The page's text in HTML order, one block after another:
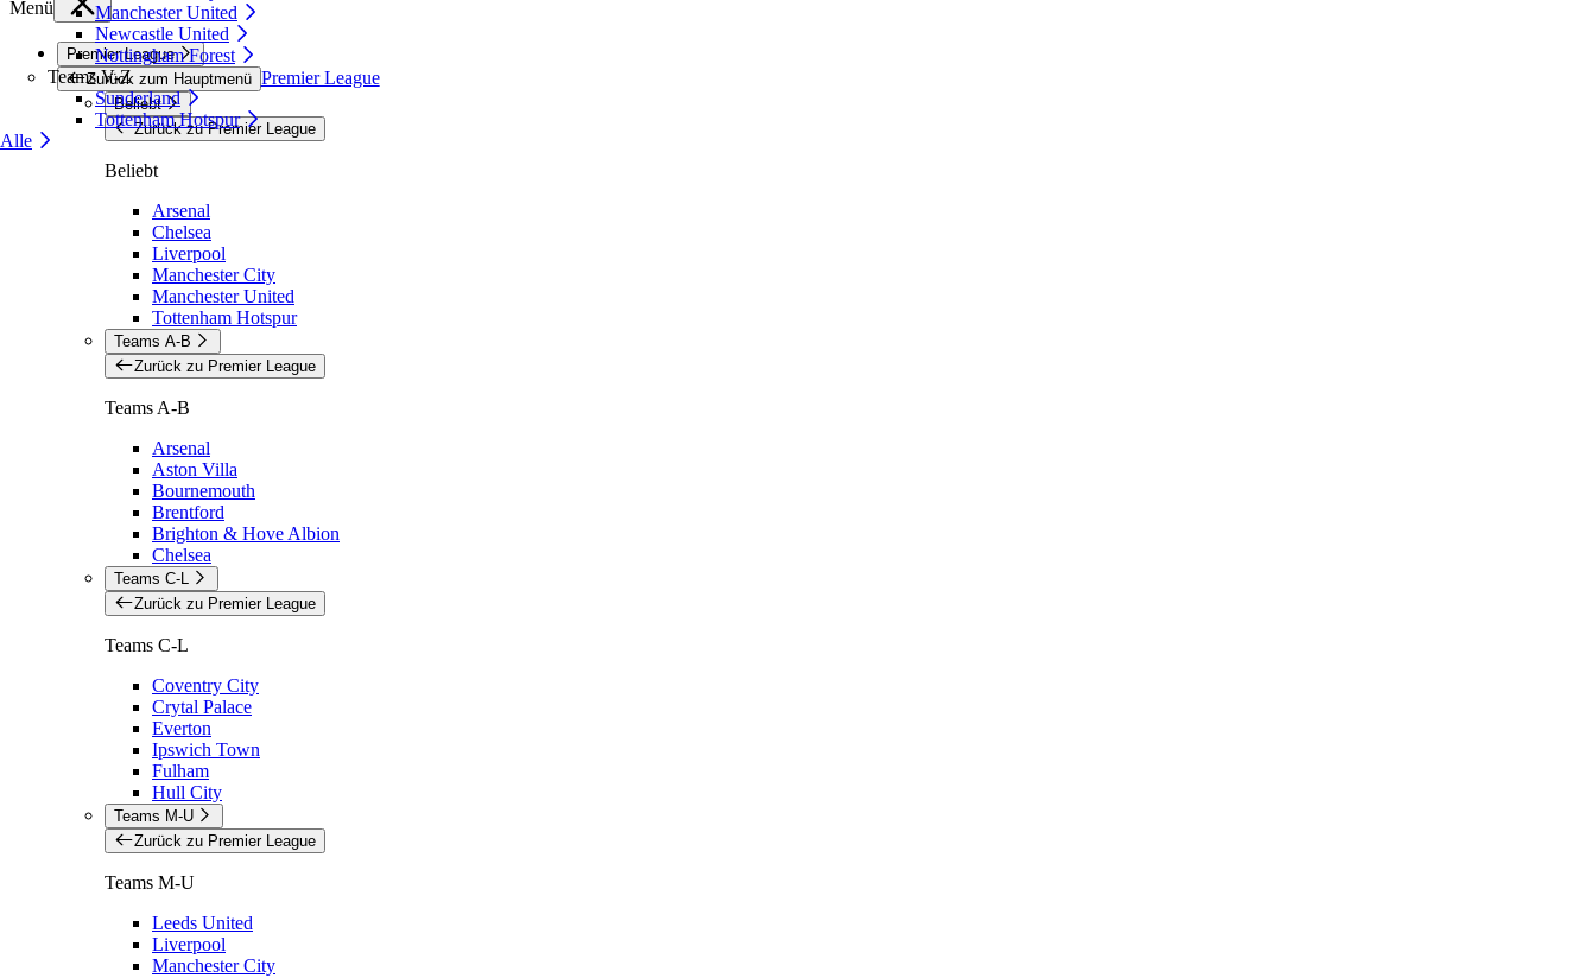
Manchester United
Newcastle United
Nottingham Forest
Teams V-Z
Sunderland
Tottenham Hotspur
Alle
Menü
Premier League
Zurück zum Hauptmenü Premier League
Beliebt
Zurück zu Premier League
Beliebt
Arsenal
Chelsea
Liverpool
Manchester City
Manchester United
Tottenham Hotspur
Teams A-B
Zurück zu Premier League
Teams A-B
Arsenal
Aston Villa
Bournemouth
Brentford
Brighton & Hove Albion
Chelsea
Teams C-L
Zurück zu Premier League
Teams C-L
Coventry City
Crytal Palace
Everton
Ipswich Town
Fulham
Hull City
Teams M-U
Zurück zu Premier League
Teams M-U
Leeds United
Liverpool
Manchester City